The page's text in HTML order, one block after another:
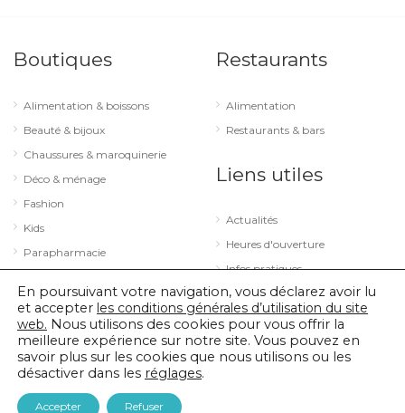
Boutiques
Alimentation & boissons
Beauté & bijoux
Chaussures & maroquinerie
Déco & ménage
Fashion
Kids
Parapharmacie
Sport & loisirs
Technologie & optique
Restaurants
Alimentation
Restaurants & bars
Liens utiles
Actualités
Heures d'ouverture
Infos pratiques
© 2026 City Concorde |Mentions légales
En poursuivant votre navigation, vous déclarez avoir lu
et accepter les conditions générales d’utilisation du site
web. Nous utilisons des cookies pour vous offrir la
meilleure expérience sur notre site. Vous pouvez en
savoir plus sur les cookies que nous utilisons ou les
désactiver dans les réglages.
Accepter Refuser